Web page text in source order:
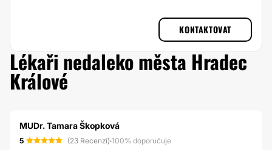
KONTAKTOVAT
Lékaři nedaleko města Hradec
Králové
MUDr. Tamara Škopková
5 (23 Recenzí)·100% doporučuje